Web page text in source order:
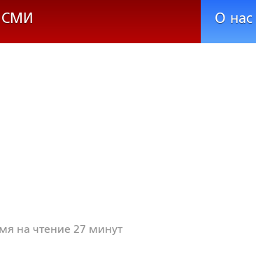
СМИ О нас
на чтение 27 минут